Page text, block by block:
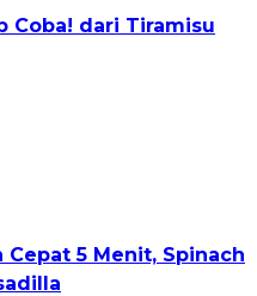
Coba! dari Tiramisu
Cepat 5 Menit, Spinach